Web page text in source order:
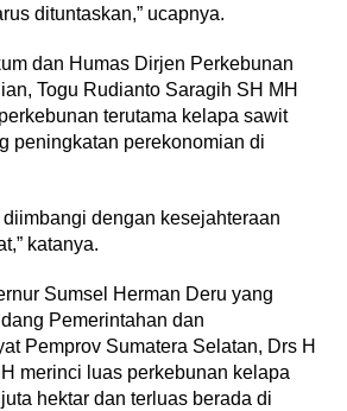
dituntaskan,” ucapnya.
dan Humas Dirjen Perkebunan
Togu Rudianto Saragih SH MH
terutama kelapa sawit
peningkatan perekonomian di
diimbangi dengan kesejahteraan
katanya.
Sumsel Herman Deru yang
Pemerintahan dan
Pemprov Sumatera Selatan, Drs H
merinci luas perkebunan kelapa
hektar dan terluas berada di